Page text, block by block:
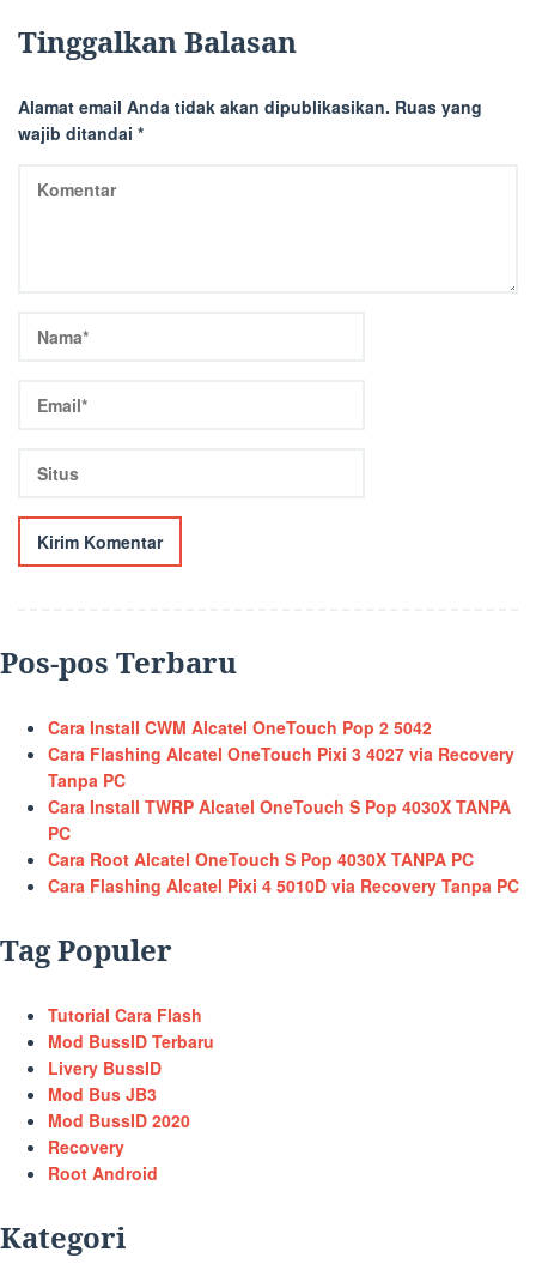
Tinggalkan Balasan
Alamat email Anda tidak akan dipublikasikan. Ruas yang
wajib ditandai *
Pos-pos Terbaru
Cara Install CWM Alcatel OneTouch Pop 2 5042
Cara Flashing Alcatel OneTouch Pixi 3 4027 via Recovery
Tanpa PC
Cara Install TWRP Alcatel OneTouch S Pop 4030X TANPA
PC
Cara Root Alcatel OneTouch S Pop 4030X TANPA PC
Cara Flashing Alcatel Pixi 4 5010D via Recovery Tanpa PC
Tag Populer
Tutorial Cara Flash
Mod BussID Terbaru
Livery BussID
Mod Bus JB3
Mod BussID 2020
Recovery
Root Android
Kategori